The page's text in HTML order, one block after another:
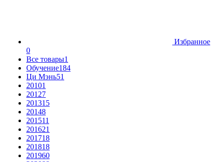
Избранное
0
Все товары1
Обучение184
Ци Мэнь51
20101
20127
201315
20148
201511
201621
201718
201818
201960